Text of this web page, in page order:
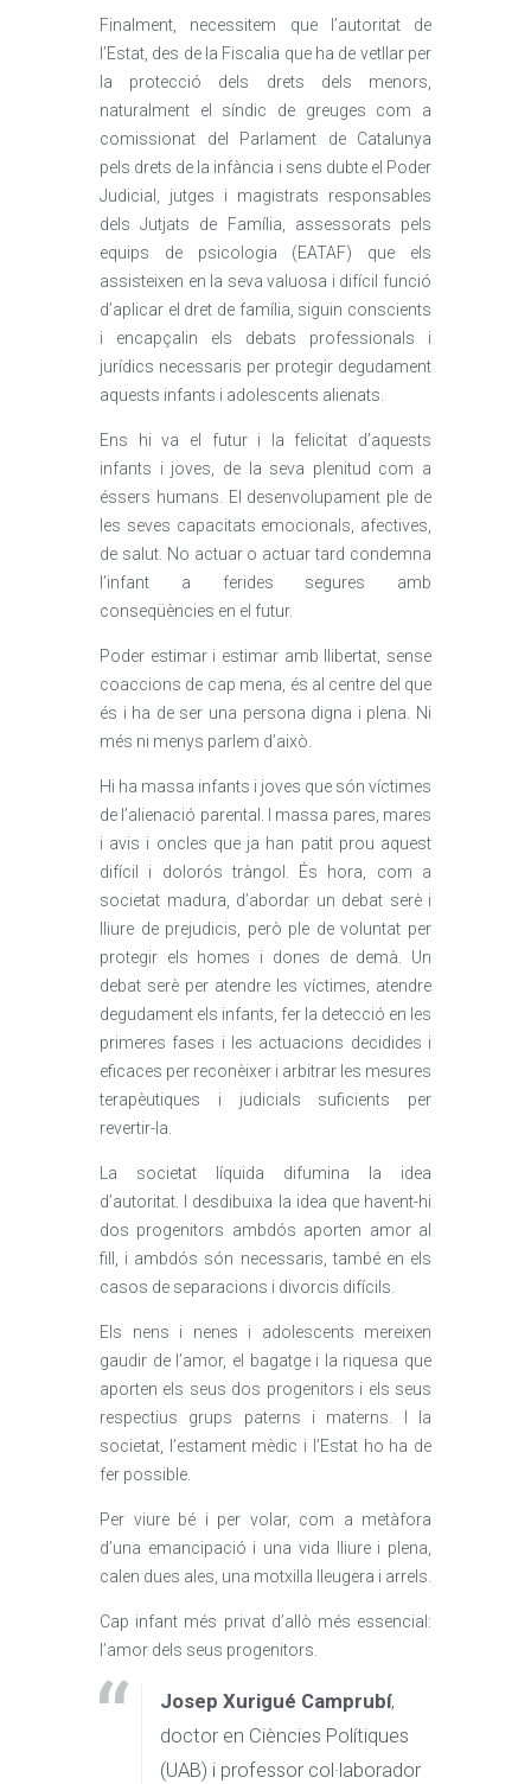
Finalment, necessitem que l’autoritat de
l’Estat, des de la Fiscalia que ha de vetllar per
la protecció dels drets dels menors,
naturalment el síndic de greuges com a
comissionat del Parlament de Catalunya
pels drets de la infància i sens dubte el Poder
Judicial, jutges i magistrats responsables
dels Jutjats de Família, assessorats pels
equips de psicologia (EATAF) que els
assisteixen en la seva valuosa i difícil funció
d’aplicar el dret de família, siguin conscients
i encapçalin els debats professionals i
jurídics necessaris per protegir degudament
aquests infants i adolescents alienats.
Ens hi va el futur i la felicitat d’aquests
infants i joves, de la seva plenitud com a
éssers humans. El desenvolupament ple de
les seves capacitats emocionals, afectives,
de salut. No actuar o actuar tard condemna
l’infant a ferides segures amb
conseqüències en el futur.
Poder estimar i estimar amb llibertat, sense
coaccions de cap mena, és al centre del que
és i ha de ser una persona digna i plena. Ni
més ni menys parlem d’això.
Hi ha massa infants i joves que són víctimes
de l’alienació parental. I massa pares, mares
i avis i oncles que ja han patit prou aquest
difícil i dolorós tràngol. És hora, com a
societat madura, d’abordar un debat serè i
lliure de prejudicis, però ple de voluntat per
protegir els homes i dones de demà. Un
debat serè per atendre les víctimes, atendre
degudament els infants, fer la detecció en les
primeres fases i les actuacions decidides i
eficaces per reconèixer i arbitrar les mesures
terapèutiques i judicials suficients per
revertir-la.
La societat líquida difumina la idea
d’autoritat. I desdibuixa la idea que havent-hi
dos progenitors ambdós aporten amor al
fill, i ambdós són necessaris, també en els
casos de separacions i divorcis difícils.
Els nens i nenes i adolescents mereixen
gaudir de l’amor, el bagatge i la riquesa que
aporten els seus dos progenitors i els seus
respectius grups paterns i materns. I la
societat, l’estament mèdic i l’Estat ho ha de
fer possible.
Per viure bé i per volar, com a metàfora
d’una emancipació i una vida lliure i plena,
calen dues ales, una motxilla lleugera i arrels.
Cap infant més privat d’allò més essencial:
l’amor dels seus progenitors.
Josep Xurigué Camprubí,
doctor en Ciències Polítiques
(UAB) i professor col·laborador